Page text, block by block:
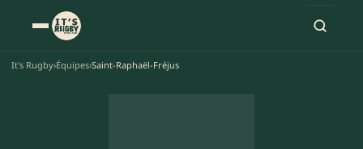
It's Rugby›Équipes›Saint-Raphaël-Fréjus